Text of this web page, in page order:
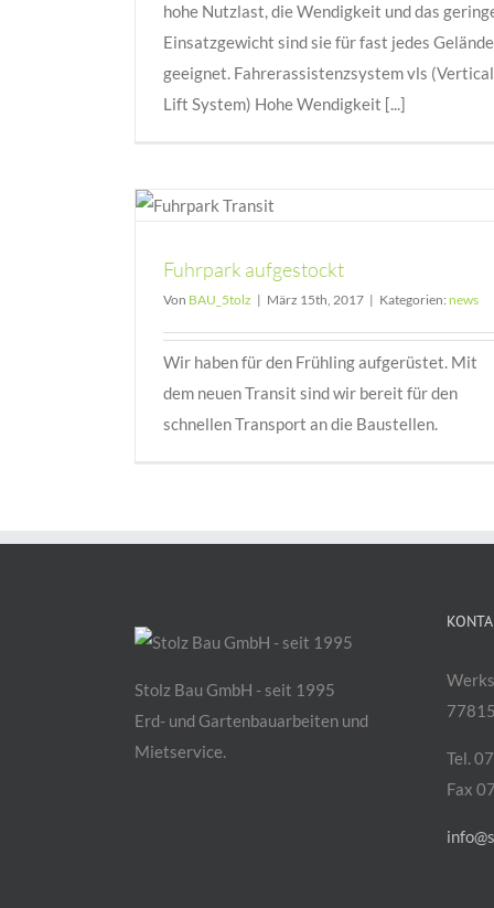
hohe Nutzlast, die Wendigkeit und das
Einsatzgewicht sind sie für fast jedes Gelände
geeignet. Fahrerassistenzsystem vls (Vertical
Lift System) Hohe Wendigkeit [...]
Fuhrpark aufgestockt
Von BAU_5tolz | März 15th, 2017 | Kategorien: news
Wir haben für den Frühling aufgerüstet. Mit
dem neuen Transit sind wir bereit für den
schnellen Transport an die Baustellen.
Stolz Bau GmbH - seit 1995
Erd- und Gartenbauarbeiten und
Mietservice.
Tel.
Fax